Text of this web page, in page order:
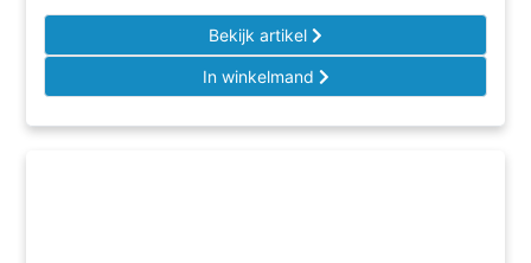
Bekijk artikel
In winkelmand